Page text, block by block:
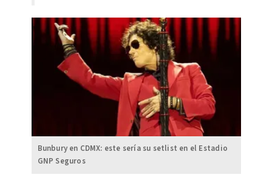
Bunbury en CDMX: este sería su setlist en el Estadio
GNP Seguros